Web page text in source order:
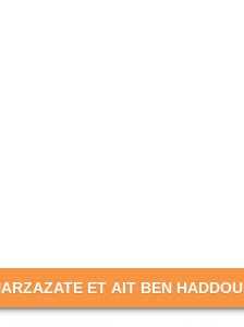
ET AIT BEN